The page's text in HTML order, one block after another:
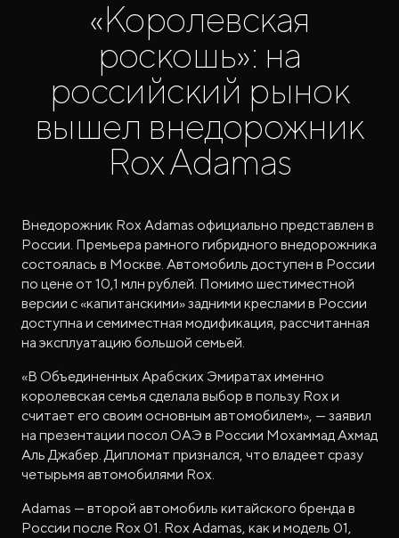
ROX ADAMAS
Совершенно новый флагманский внедорожник
«Королевская
роскошь»: на
российский рынок
вышел внедорожник
Rox Adamas
Внедорожник Rox Adamas официально представлен в
России. Премьера рамного гибридного внедорожника
состоялась в Москве. Автомобиль доступен в России
по цене от 10,1 млн рублей. Помимо шестиместной
версии с «капитанскими» задними креслами в России
доступна и семиместная модификация, рассчитанная
на эксплуатацию большой семьей.
«В Объединенных Арабских Эмиратах именно
королевская семья сделала выбор в пользу Rox и
считает его своим основным автомобилем», — заявил
на презентации посол ОАЭ в России Мохаммад Ахмад
Аль Джабер. Дипломат признался, что владеет сразу
четырьмя автомобилями Rox.
Adamas — второй автомобиль китайского бренда в
России после Rox 01. Rox Adamas, как и модель 01,